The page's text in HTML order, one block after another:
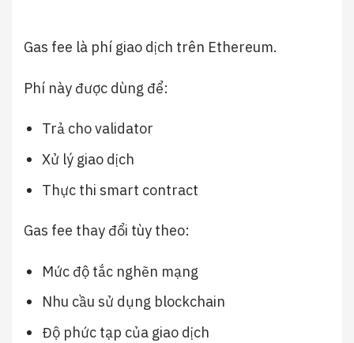
Gas fee là phí giao dịch trên Ethereum.
Phí này được dùng để:
Trả cho validator
Xử lý giao dịch
Thực thi smart contract
Gas fee thay đổi tùy theo:
Mức độ tắc nghẽn mạng
Nhu cầu sử dụng blockchain
Độ phức tạp của giao dịch